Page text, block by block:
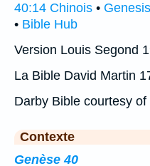
40:14 Chinois •
• Bible Hub
Version Louis Segond
La Bible David Martin
Darby Bible courtesy of
Contexte
Genèse 40